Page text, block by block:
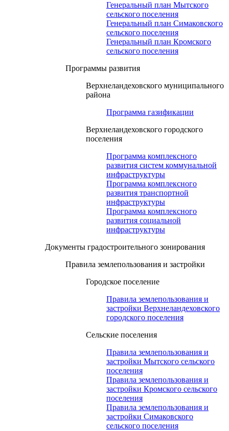
Генеральный план Мытского
сельского поселения
Генеральный план Симаковского
сельского поселения
Генеральный план Кромского
сельского поселения
Программы развития
Верхнеландеховского муниципального
района
Программа газификации
Верхнеландеховского городского
поселения
Программа комплексного
развития систем коммунальной
инфраструктуры
Программа комплексного
развития транспортной
инфраструктуры
Программа комплексного
развития социальной
инфраструктуры
Документы градостроительного зонирования
Правила землепользования и застройки
Городское поселение
Правила землепользования и
застройки Верхнеландеховского
городского поселения
Сельские поселения
Правила землепользования и
застройки Мытского сельского
поселения
Правила землепользования и
застройки Кромского сельского
поселения
Правила землепользования и
застройки Симаковского
сельского поселения